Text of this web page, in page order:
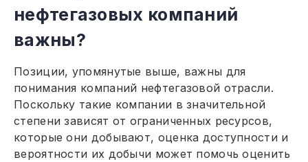
нефтегазовых компаний
важны?
Позиции, упомянутые выше, важны для
понимания компаний нефтегазовой отрасли.
Поскольку такие компании в значительной
степени зависят от ограниченных ресурсов,
которые они добывают, оценка доступности и
вероятности их добычи может помочь оценить